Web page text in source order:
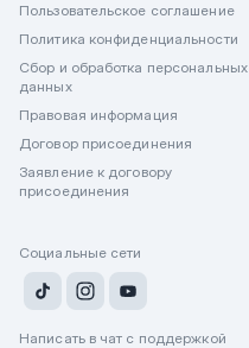
Пользовательское соглашение
Политика конфиденциальности
Сбор и обработка персональных
данных
Правовая информация
Договор присоединения
Заявление к договору
присоединения
Социальные сети
Написать в чат с поддержкой